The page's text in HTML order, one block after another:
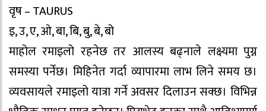
वृष – TAURUS
इ, उ, ए, ओ, बा, बि, बु, बे, बो
माहोल रमाइलो रहनेछ तर आलस्य बढ्नाले लक्ष्यमा पुग्न
समस्या पर्नेछ। मिहिनेत गर्दा व्यापारमा लाभ लिने समय छ।
व्यवसायले रमाइलो यात्रा गर्ने अवसर दिलाउन सक्छ। विभिन्न